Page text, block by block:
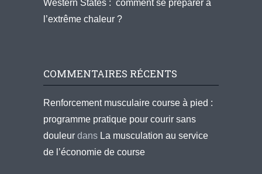
Western States : comment se préparer à
l’extrême chaleur ?
COMMENTAIRES RÉCENTS
Renforcement musculaire course à pied :
programme pratique pour courir sans
douleur dans La musculation au service
de l’économie de course